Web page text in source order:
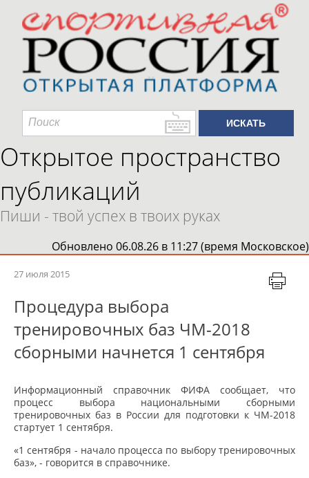
Открытое пространство
публикаций
Пиши - твой успех в твоих руках
Обновлено 06.08.26 в 11:27 (время Московское)
27 июля 2015
Процедура выбора
тренировочных баз ЧМ-2018
сборными начнется 1 сентября
Информационный справочник ФИФА сообщает, что
процесс выбора национальными сборными
тренировочных баз в России для подготовки к ЧМ-2018
стартует 1 сентября.
«1 сентября - начало процесса по выбору тренировочных
баз», - говорится в справочнике.